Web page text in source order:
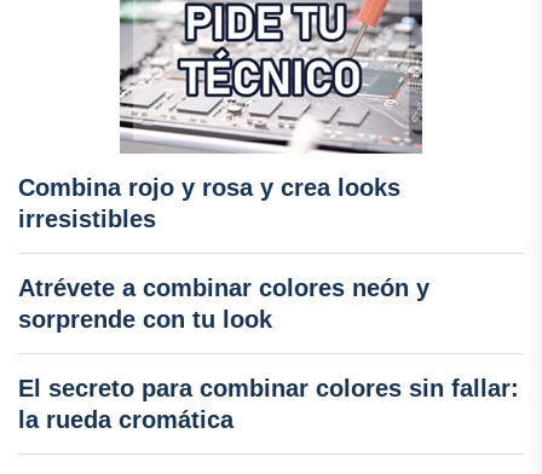
Combina rojo y rosa y crea looks
irresistibles
Atrévete a combinar colores neón y
sorprende con tu look
El secreto para combinar colores sin fallar:
la rueda cromática